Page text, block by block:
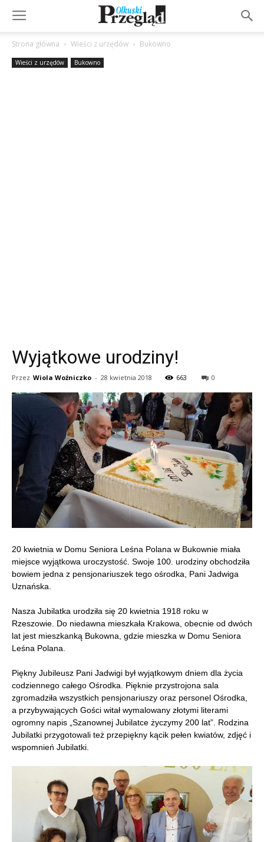
Strona główna Wieści z urzędów Bukowno
Wieści z urzędów Bukowno
Wyjątkowe urodziny!
Przez Wiola Woźniczko - 28 kwietnia 2018 663 0
20 kwietnia w Domu Seniora Leśna Polana w Bukownie miała
miejsce wyjątkowa uroczystość. Swoje 100. urodziny obchodziła
bowiem jedna z pensjonariuszek tego ośrodka, Pani Jadwiga
Uznańska.
Nasza Jubilatka urodziła się 20 kwietnia 1918 roku w
Rzeszowie. Do niedawna mieszkała Krakowa, obecnie od dwóch
lat jest mieszkanką Bukowna, gdzie mieszka w Domu Seniora
Leśna Polana.
Piękny Jubileusz Pani Jadwigi był wyjątkowym dniem dla życia
codziennego całego Ośrodka. Pięknie przystrojona sala
zgromadziła wszystkich pensjonariuszy oraz personel Ośrodka,
a przybywających Gości witał wymalowany złotymi literami
ogromny napis „Szanownej Jubilatce życzymy 200 lat”. Rodzina
Jubilatki przygotowali też przepiękny kącik pełen kwiatów, zdjęć i
wspomnień Jubilatki.